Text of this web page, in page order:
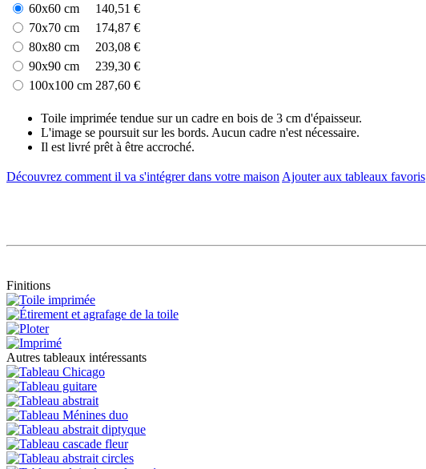
60x60 cm
140,51 €
70x70 cm
174,87 €
80x80 cm
203,08 €
90x90 cm
239,30 €
100x100 cm 287,60 €
Toile imprimée tendue sur un cadre en bois de 3 cm d'épaisseur.
L'image se poursuit sur les bords. Aucun cadre n'est nécessaire.
Il est livré prêt à être accroché.
Découvrez comment il va s'intégrer dans votre maison Ajouter aux tableaux favoris
Finitions
Autres tableaux intéressants